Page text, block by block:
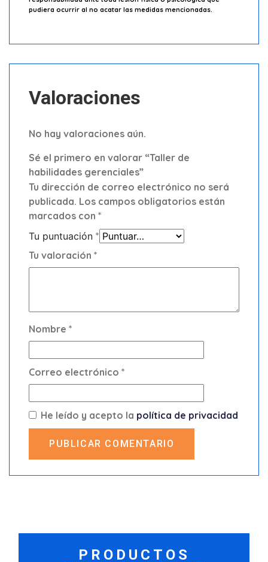
pudiera ocurrir al no acatar las medidas mencionadas.
Valoraciones
No hay valoraciones aún.
Sé el primero en valorar “Taller de
habilidades gerenciales”
Tu dirección de correo electrónico no será
publicada. Los campos obligatorios están
marcados con *
Tu puntuación *
Tu valoración *
Nombre *
Correo electrónico *
He leído y acepto la política de privacidad
PUBLICAR COMENTARIO
PRODUCTOS